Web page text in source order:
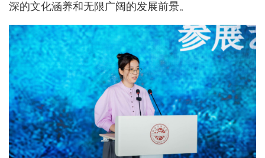
深的文化涵养和无限广阔的发展前景。